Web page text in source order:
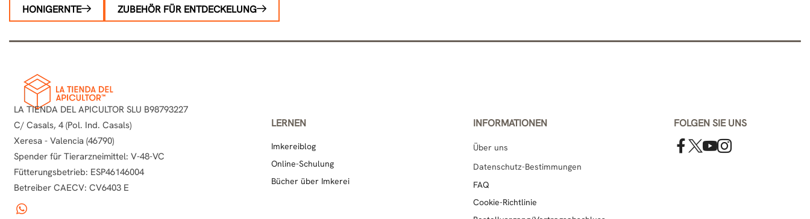
HONIGERNTE ZUBEHÖR FÜR ENTDECKELUNG
LA TIENDA DEL APICULTOR SLU B98793227
C/ Casals, 4 (Pol. Ind. Casals)
Xeresa - Valencia (46790)
Spender für Tierarzneimittel: V-48-VC
Fütterungsbetrieb: ESP46146004
Betreiber CAECV: CV6403 E
LERNEN
Imkereiblog
Online-Schulung
Bücher über Imkerei
INFORMATIONEN
Über uns
Datenschutz-Bestimmungen
FAQ
Cookie-Richtlinie
FOLGEN SIE UNS